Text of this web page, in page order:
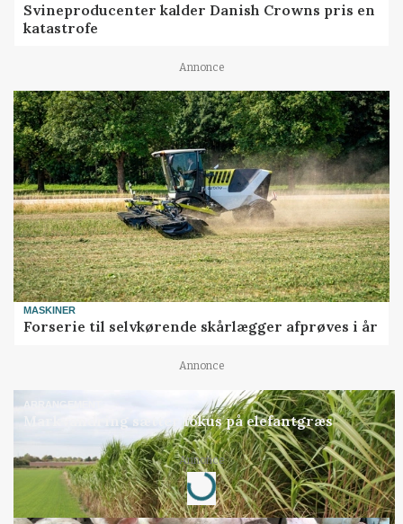
Svineproducenter kalder Danish Crowns pris en
katastrofe
Annonce
MASKINER
Forserie til selvkørende skårlægger afprøves i år
Annonce
ARRANGEMENT
Markvandring sætter fokus på elefantgræs
Annonce
Loading...